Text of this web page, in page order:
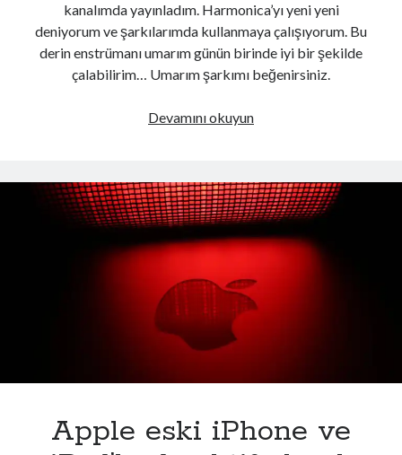
00:00 04:57
kanalımda yayınladım. Harmonica’yı yeni yeni
deniyorum ve şarkılarımda kullanmaya çalışıyorum. Bu
derin enstrümanı umarım günün birinde iyi bir şekilde
çalabilirim… Umarım şarkımı beğenirsiniz.
Devamını okuyunYeni
çıkıp
gelsene”
YouTube
kanalımda
Apple eski iPhone ve